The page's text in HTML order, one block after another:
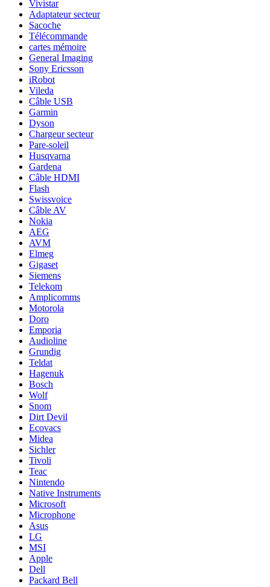
Vivistar
Adaptateur secteur
Sacoche
Télécommande
cartes mémoire
General Imaging
Sony Ericsson
iRobot
Vileda
Câble USB
Garmin
Dyson
Chargeur secteur
Pare-soleil
Husqvarna
Gardena
Câble HDMI
Flash
Swissvoice
Câble AV
Nokia
AEG
AVM
Elmeg
Gigaset
Siemens
Telekom
Amplicomms
Motorola
Doro
Emporia
Audioline
Grundig
Teldat
Hagenuk
Bosch
Wolf
Snom
Dirt Devil
Ecovacs
Midea
Sichler
Tivoli
Teac
Nintendo
Native Instruments
Microsoft
Microphone
Asus
LG
MSI
Apple
Dell
Packard Bell